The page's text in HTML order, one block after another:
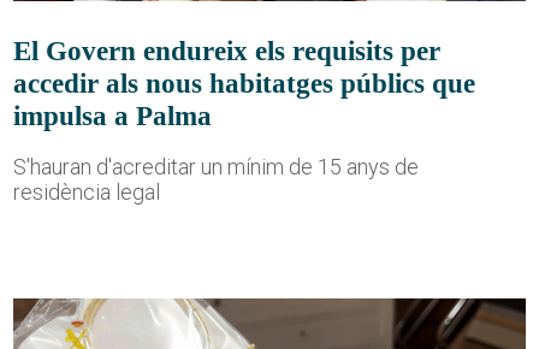
El Govern endureix els requisits per
accedir als nous habitatges públics que
impulsa a Palma
S'hauran d'acreditar un mínim de 15 anys de
residència legal